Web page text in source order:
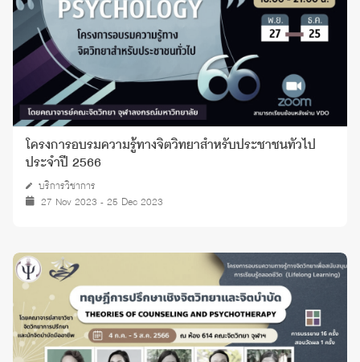
โครงการอบรมความรู้ทางจิตวิทยาสำหรับประชาชนทั่วไป
ประจำปี 2566
บริการวิชาการ
27 Nov 2023 - 25 Dec 2023